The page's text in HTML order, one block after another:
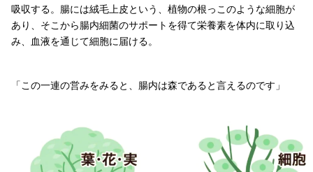
吸収する。腸には絨毛上皮という、植物の根っこのような細胞が
あり、そこから腸内細菌のサポートを得て栄養素を体内に取り込
み、血液を通じて細胞に届ける。
「この一連の営みをみると、腸内は森であると言えるのです」